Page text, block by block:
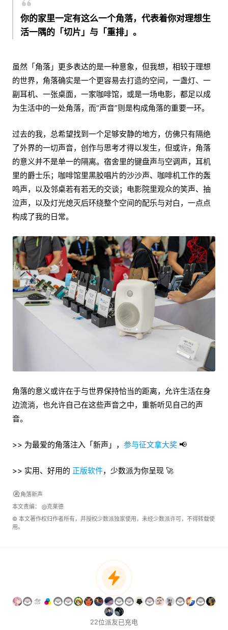
你的家里一定有这么一个角落，代表着你对理想生
活一隅的「切片」与「重排」。
虽然「角落」更多表达的是一种意象，但我想，相较于理想
的世界，角落确实是一个更容易去打造的空间，一盏灯、一
副耳机、一张桌面，一家咖啡馆，或是一场电影，都足以成
为生活中的一处角落，而“声音”则是构成角落的重要一环。
过去的我，总希望找到一个足够安静的地方，仿佛只有隔绝
了外界的一切声音，创作与思考才得以发生，但或许，角落
的意义并不是单一的隔离。宿舍里的键盘声与空调声，耳机
里的爵士乐；咖啡馆里黑胶唱片的沙沙声、咖啡机工作的轰
鸣声，以及邻桌若有若无的交谈；电影院里观众的笑声、抽
泣声，以及灯光熄灭后环绕整个空间的配乐与对白，一点点
构成了我的日常。
角落的意义或许在于与世界保持恰当的距离，允许生活在身
边流淌，也允许自己在这些声音之中，重新听见自己的声
音。
>> 为最爱的角落注入「新声」， 参与征文拿大奖 📢
>> 实用、好用的 正版软件，少数派为你呈现 🚀
角落新声
本文责编： @克莱德
© 本文著作权归作者所有，并授权少数派独家使用，未经少数派许可，不得转载使
用。
22位派友已充电